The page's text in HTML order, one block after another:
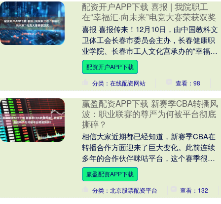
配资开户APP下载 喜报 | 我院职工
在“幸福汇·向未来”电竞大赛荣获双奖
喜报 喜报传来！12月10日，由中国教科文
卫体工会长春市委员会主办，长春健康职
业学院、长春市工人文化宫承办的“幸福汇·
向未来”职工电竞大赛决赛落下帷幕。由北
京儿....
配资开户APP下载
分类：在线配资网站
查看：98
赢盈配资APP下载 新赛季CBA转播风
波：职业联赛的尊严为何被平台彻底
撕碎？
相信大家近期都已经知道，新赛季CBA在
转播合作方面迎来了巨大变化。此前连续
多年的合作伙伴咪咕平台，这个赛季很可
能将不再续约。其背后的核心原因无非就
是，平台方认为....
赢盈配资APP下载
分类：北京股票配资平台
查看：132